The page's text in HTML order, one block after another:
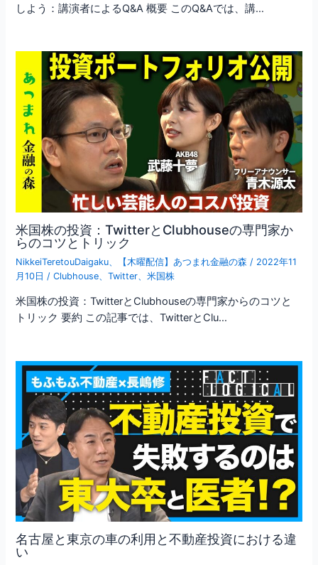
しよう：講演者によるQ&A 概要 このQ&Aでは、講…
米国株の投資：TwitterとClubhouseの専門家か
らのコツとトリック
NikkeiTeretouDaigaku 【木曜配信】あつまれ金融の森 / 2022年11
月10日 /Clubhouse 、Twitter 、米国株
米国株の投資：TwitterとClubhouseの専門家からのコツと
トリック 要約 この記事では、TwitterとClu…
名古屋と東京の車の利用と不動産投資における違
い